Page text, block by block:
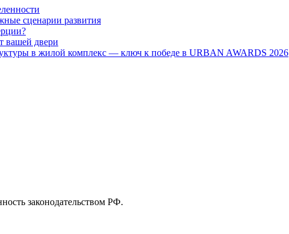
сценарии развития
вашей двери
в жилой комплекс — ключ к победе в URBAN AWARDS 2026
законодательством РФ.